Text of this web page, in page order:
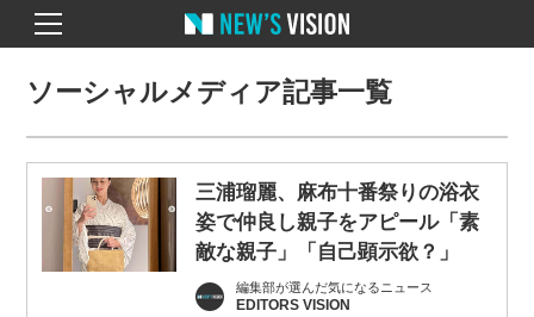
ソーシャルメディア記事一覧
三浦瑠麗、麻布十番祭りの浴衣
姿で仲良し親子をアピール「素
敵な親子」「自己顕示欲？」
編集部が選んだ気になるニュース
EDITORS VISION